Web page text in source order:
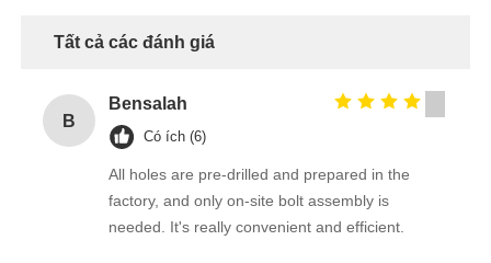
Tất cả các đánh giá
B
Bensalah
Có ích (6)
All holes are pre-drilled and prepared in the
factory, and only on-site bolt assembly is
needed. It's really convenient and efficient.